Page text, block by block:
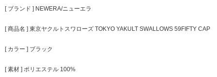
[ ブランド ] NEWERA/ニューエラ
[ 商品名 ] 東京ヤクルトスワローズ TOKYO YAKULT SWALLOWS 59FIFTY CAP
[ カラー ] ブラック
[ 素材 ] ポリエステル 100%